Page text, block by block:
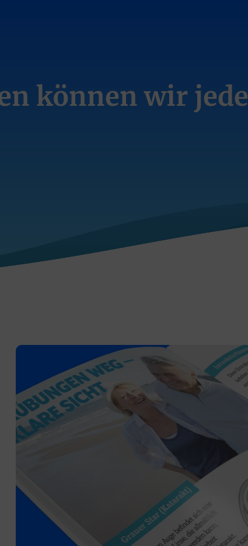
können wir jede